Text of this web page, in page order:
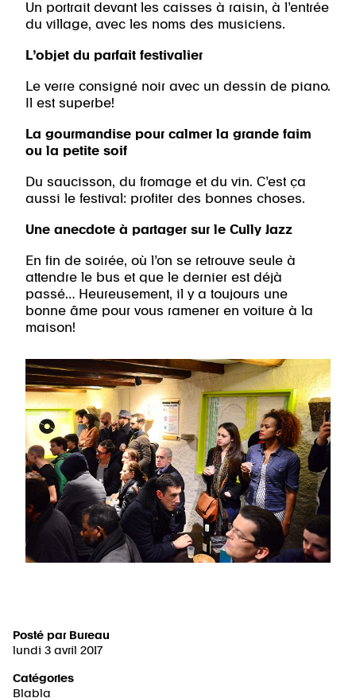
Un portrait devant les caisses à raisin, à l’entrée
du village, avec les noms des musiciens.
L’objet du parfait festivalier
Le verre consigné noir avec un dessin de piano.
Il est superbe!
La gourmandise pour calmer la grande faim
ou la petite soif
Du saucisson, du fromage et du vin. C’est ça
aussi le festival: profiter des bonnes choses.
Une anecdote à partager sur le Cully Jazz
En fin de soirée, où l’on se retrouve seule à
attendre le bus et que le dernier est déjà
passé… Heureusement, il y a toujours une
bonne âme pour vous ramener en voiture à la
maison!
Posté par Bureau
lundi 3 avril 2017
Catégories
Blabla